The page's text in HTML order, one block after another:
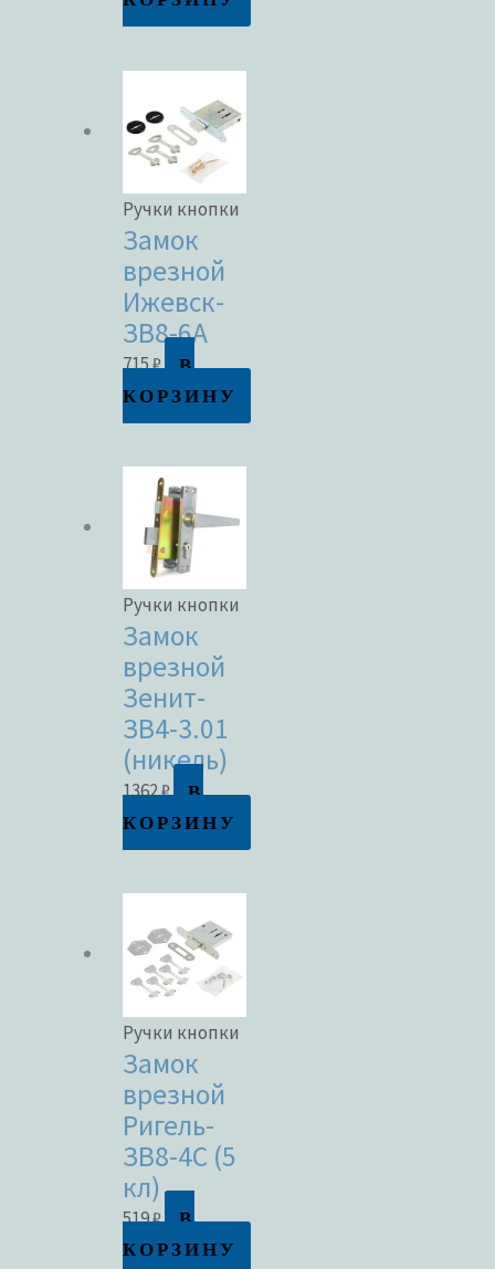
Ручки кнопки
Замок
врезной
Ижевск-
ЗВ8-6А
715₽
В
КОРЗИНУ
Ручки кнопки
Замок
врезной
Зенит-
ЗВ4-3.01
(никель)
1362₽
В
КОРЗИНУ
Ручки кнопки
Замок
врезной
Ригель-
ЗВ8-4С (5
кл)
519₽
В
КОРЗИНУ